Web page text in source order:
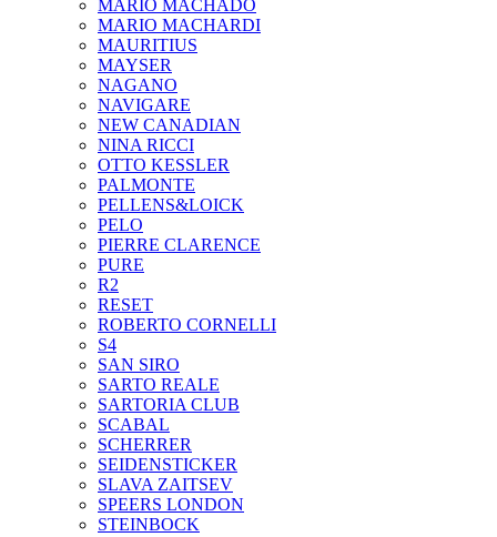
MARIO MACHADO
MARIO MACHARDI
MAURITIUS
MAYSER
NAGANO
NAVIGARE
NEW CANADIAN
NINA RICCI
OTTO KESSLER
PALMONTE
PELLENS&LOICK
PELO
PIERRE CLARENCE
PURE
R2
RESET
ROBERTO CORNELLI
S4
SAN SIRO
SARTO REALE
SARTORIA CLUB
SCABAL
SCHERRER
SEIDENSTICKER
SLAVA ZAITSEV
SPEERS LONDON
STEINBOCK